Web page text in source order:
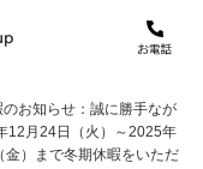
のお知らせ：誠に勝手なが
12月24日（火）～2025年
金）まで冬期休暇をいただ